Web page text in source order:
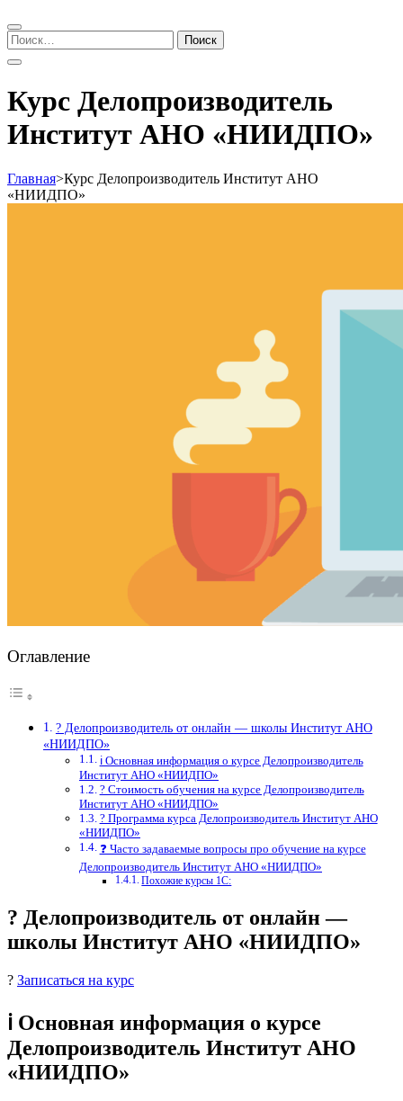
Найти:
Курс Делопроизводитель
Институт АНО «НИИДПО»
Главная>Курс Делопроизводитель Институт АНО
«НИИДПО»
Оглавление
? Делопроизводитель от онлайн — школы Институт АНО
«НИИДПО»
ℹ️ Основная информация о курсе Делопроизводитель
Институт АНО «НИИДПО»
? Стоимость обучения на курсе Делопроизводитель
Институт АНО «НИИДПО»
? Программа курса Делопроизводитель Институт АНО
«НИИДПО»
❓ Часто задаваемые вопросы про обучение на курсе
Делопроизводитель Институт АНО «НИИДПО»
Похожие курсы 1С:
? Делопроизводитель от онлайн —
школы Институт АНО «НИИДПО»
? Записаться на курс
ℹ️ Основная информация о курсе
Делопроизводитель Институт АНО
«НИИДПО»